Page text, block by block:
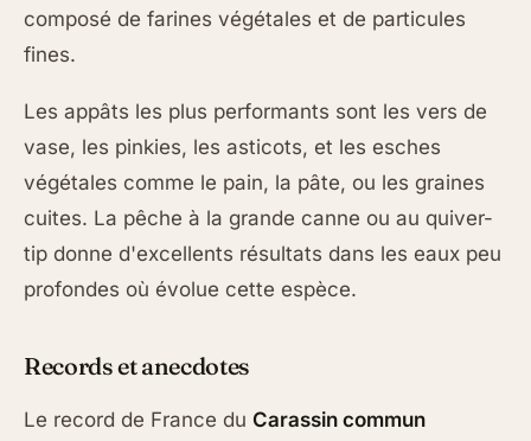
composé de farines végétales et de particules
fines.
Les appâts les plus performants sont les vers de
vase, les pinkies, les asticots, et les esches
végétales comme le pain, la pâte, ou les graines
cuites. La pêche à la grande canne ou au quiver-
tip donne d'excellents résultats dans les eaux peu
profondes où évolue cette espèce.
Records et anecdotes
Le record de France du Carassin commun